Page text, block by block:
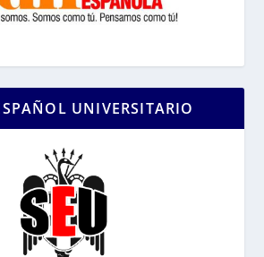
UNIVERSITARIO